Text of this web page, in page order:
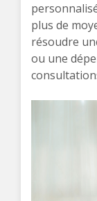
plus de
résoudre
ou une